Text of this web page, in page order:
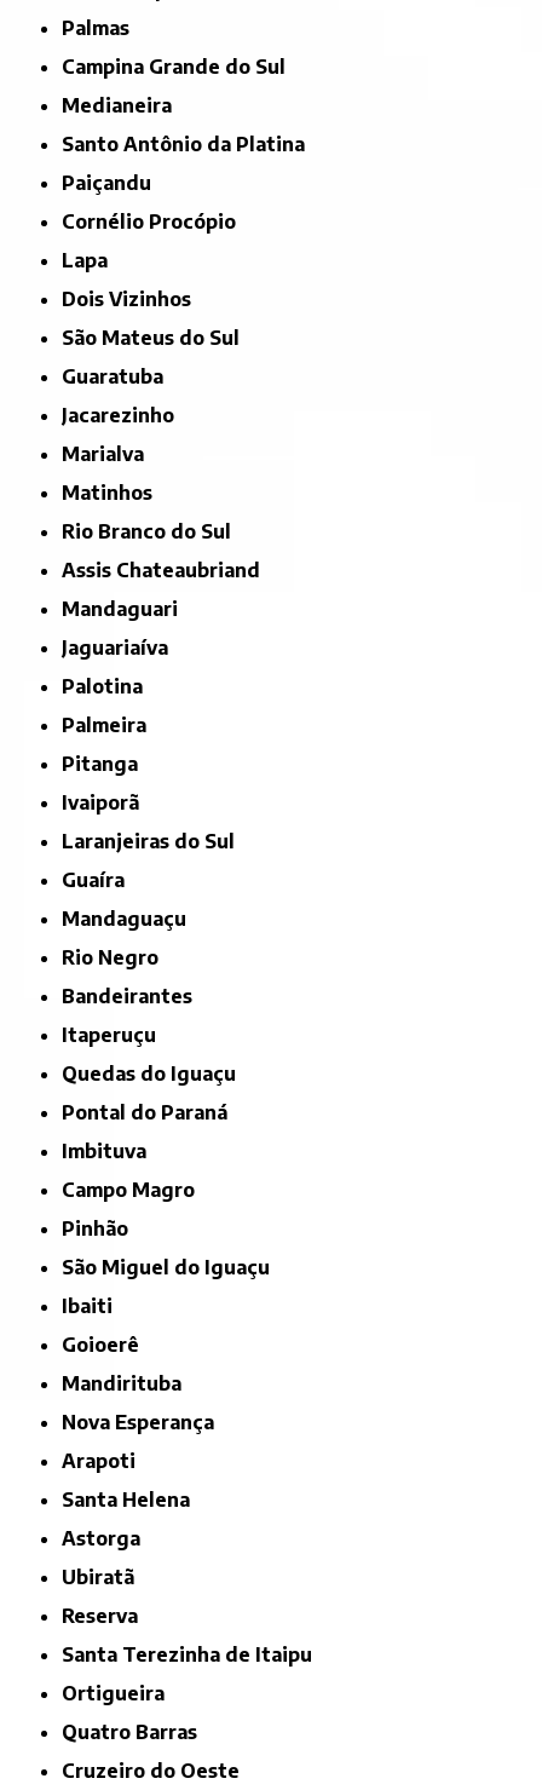
Palmas
Campina Grande do Sul
Medianeira
Santo Antônio da Platina
Paiçandu
Cornélio Procópio
Lapa
Dois Vizinhos
São Mateus do Sul
Guaratuba
Jacarezinho
Marialva
Matinhos
Rio Branco do Sul
Assis Chateaubriand
Mandaguari
Jaguariaíva
Palotina
Palmeira
Pitanga
Ivaiporã
Laranjeiras do Sul
Guaíra
Mandaguaçu
Rio Negro
Bandeirantes
Itaperuçu
Quedas do Iguaçu
Pontal do Paraná
Imbituva
Campo Magro
Pinhão
São Miguel do Iguaçu
Ibaiti
Goioerê
Mandirituba
Nova Esperança
Arapoti
Santa Helena
Astorga
Ubiratã
Reserva
Santa Terezinha de Itaipu
Ortigueira
Quatro Barras
Cruzeiro do Oeste